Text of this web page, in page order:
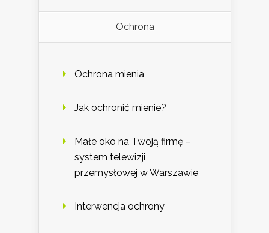
Ochrona
Ochrona mienia
Jak ochronić mienie?
Małe oko na Twoją firmę –
system telewizji
przemysłowej w Warszawie
Interwencja ochrony